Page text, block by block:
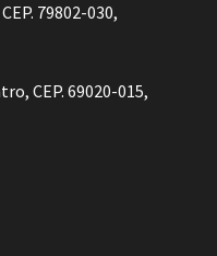
79802-030,
CEP. 69020-015,